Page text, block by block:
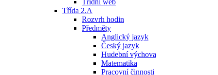
Třídní web
Třída 2.A
Rozvrh hodin
Předměty
Anglický jazyk
Český jazyk
Hudební výchova
Matematika
Pracovní činnosti